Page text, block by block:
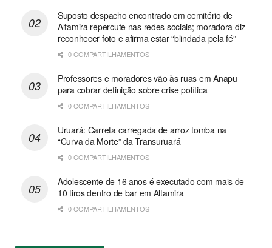
Suposto despacho encontrado em cemitério de
Altamira repercute nas redes sociais; moradora diz
reconhecer foto e afirma estar “blindada pela fé”
0 COMPARTILHAMENTOS
Professores e moradores vão às ruas em Anapu
para cobrar definição sobre crise política
0 COMPARTILHAMENTOS
Uruará: Carreta carregada de arroz tomba na
“Curva da Morte” da Transuruará
0 COMPARTILHAMENTOS
Adolescente de 16 anos é executado com mais de
10 tiros dentro de bar em Altamira
0 COMPARTILHAMENTOS